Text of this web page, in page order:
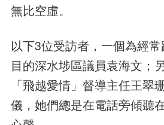
無比空虛。
以下3位受訪者，一個為經
目的深水埗區議員袁海文；
「飛越愛情」督導主任王翠
儀，她們總是在電話旁傾聽